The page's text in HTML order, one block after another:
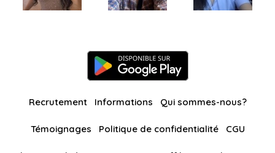
Recrutement Informations Qui sommes-nous?
Témoignages Politique de confidentialité CGU